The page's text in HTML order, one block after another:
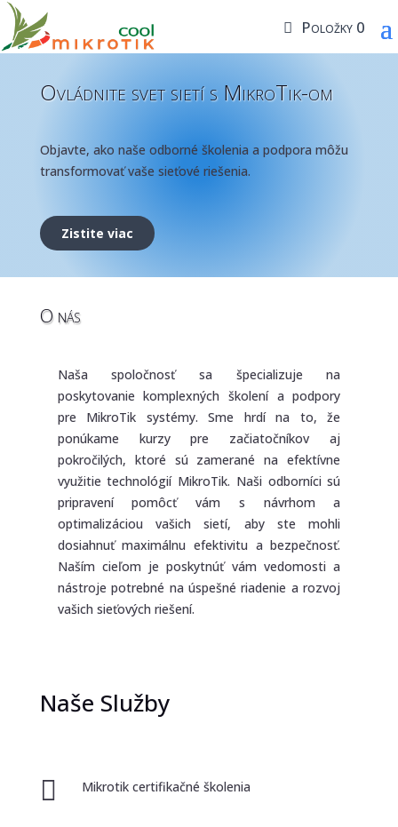
Položky 0
Ovládnite svet sietí s MikroTik-om
Objavte, ako naše odborné školenia a podpora môžu
transformovať vaše sieťové riešenia.
Zistite viac
O nás
Naša spoločnosť sa špecializuje na
poskytovanie komplexných školení a podpory
pre MikroTik systémy. Sme hrdí na to, že
ponúkame kurzy pre začiatočníkov aj
pokročilých, ktoré sú zamerané na efektívne
využitie technológií MikroTik. Naši odborníci sú
pripravení pomôcť vám s návrhom a
optimalizáciou vašich sietí, aby ste mohli
dosiahnuť maximálnu efektivitu a bezpečnosť.
Naším cieľom je poskytnúť vám vedomosti a
nástroje potrebné na úspešné riadenie a rozvoj
vašich sieťových riešení.
Naše Služby
 Mikrotik certifikačné školenia